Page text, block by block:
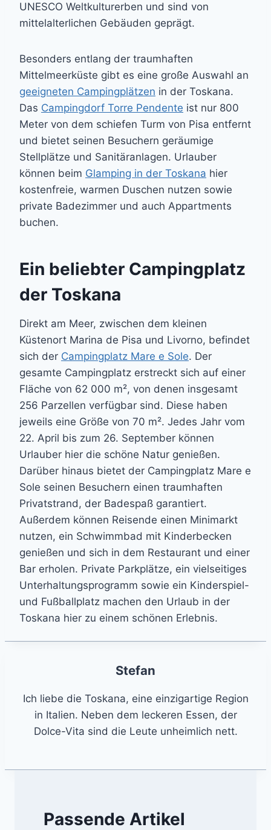
UNESCO Weltkulturerben und sind von
mittelalterlichen Gebäuden geprägt.
Besonders entlang der traumhaften
Mittelmeerküste gibt es eine große Auswahl an
geeigneten Campingplätzen in der Toskana.
Das Campingdorf Torre Pendente ist nur 800
Meter von dem schiefen Turm von Pisa entfernt
und bietet seinen Besuchern geräumige
Stellplätze und Sanitäranlagen. Urlauber
können beim Glamping in der Toskana hier
kostenfreie, warmen Duschen nutzen sowie
private Badezimmer und auch Appartments
buchen.
Ein beliebter Campingplatz
der Toskana
Direkt am Meer, zwischen dem kleinen
Küstenort Marina de Pisa und Livorno, befindet
sich der Campingplatz Mare e Sole. Der
gesamte Campingplatz erstreckt sich auf einer
Fläche von 62 000 m², von denen insgesamt
256 Parzellen verfügbar sind. Diese haben
jeweils eine Größe von 70 m². Jedes Jahr vom
22. April bis zum 26. September können
Urlauber hier die schöne Natur genießen.
Darüber hinaus bietet der Campingplatz Mare e
Sole seinen Besuchern einen traumhaften
Privatstrand, der Badespaß garantiert.
Außerdem können Reisende einen Minimarkt
nutzen, ein Schwimmbad mit Kinderbecken
genießen und sich in dem Restaurant und einer
Bar erholen. Private Parkplätze, ein vielseitiges
Unterhaltungsprogramm sowie ein Kinderspiel-
und Fußballplatz machen den Urlaub in der
Toskana hier zu einem schönen Erlebnis.
Stefan
Ich liebe die Toskana, eine einzigartige Region
in Italien. Neben dem leckeren Essen, der
Dolce-Vita sind die Leute unheimlich nett.
Passende Artikel